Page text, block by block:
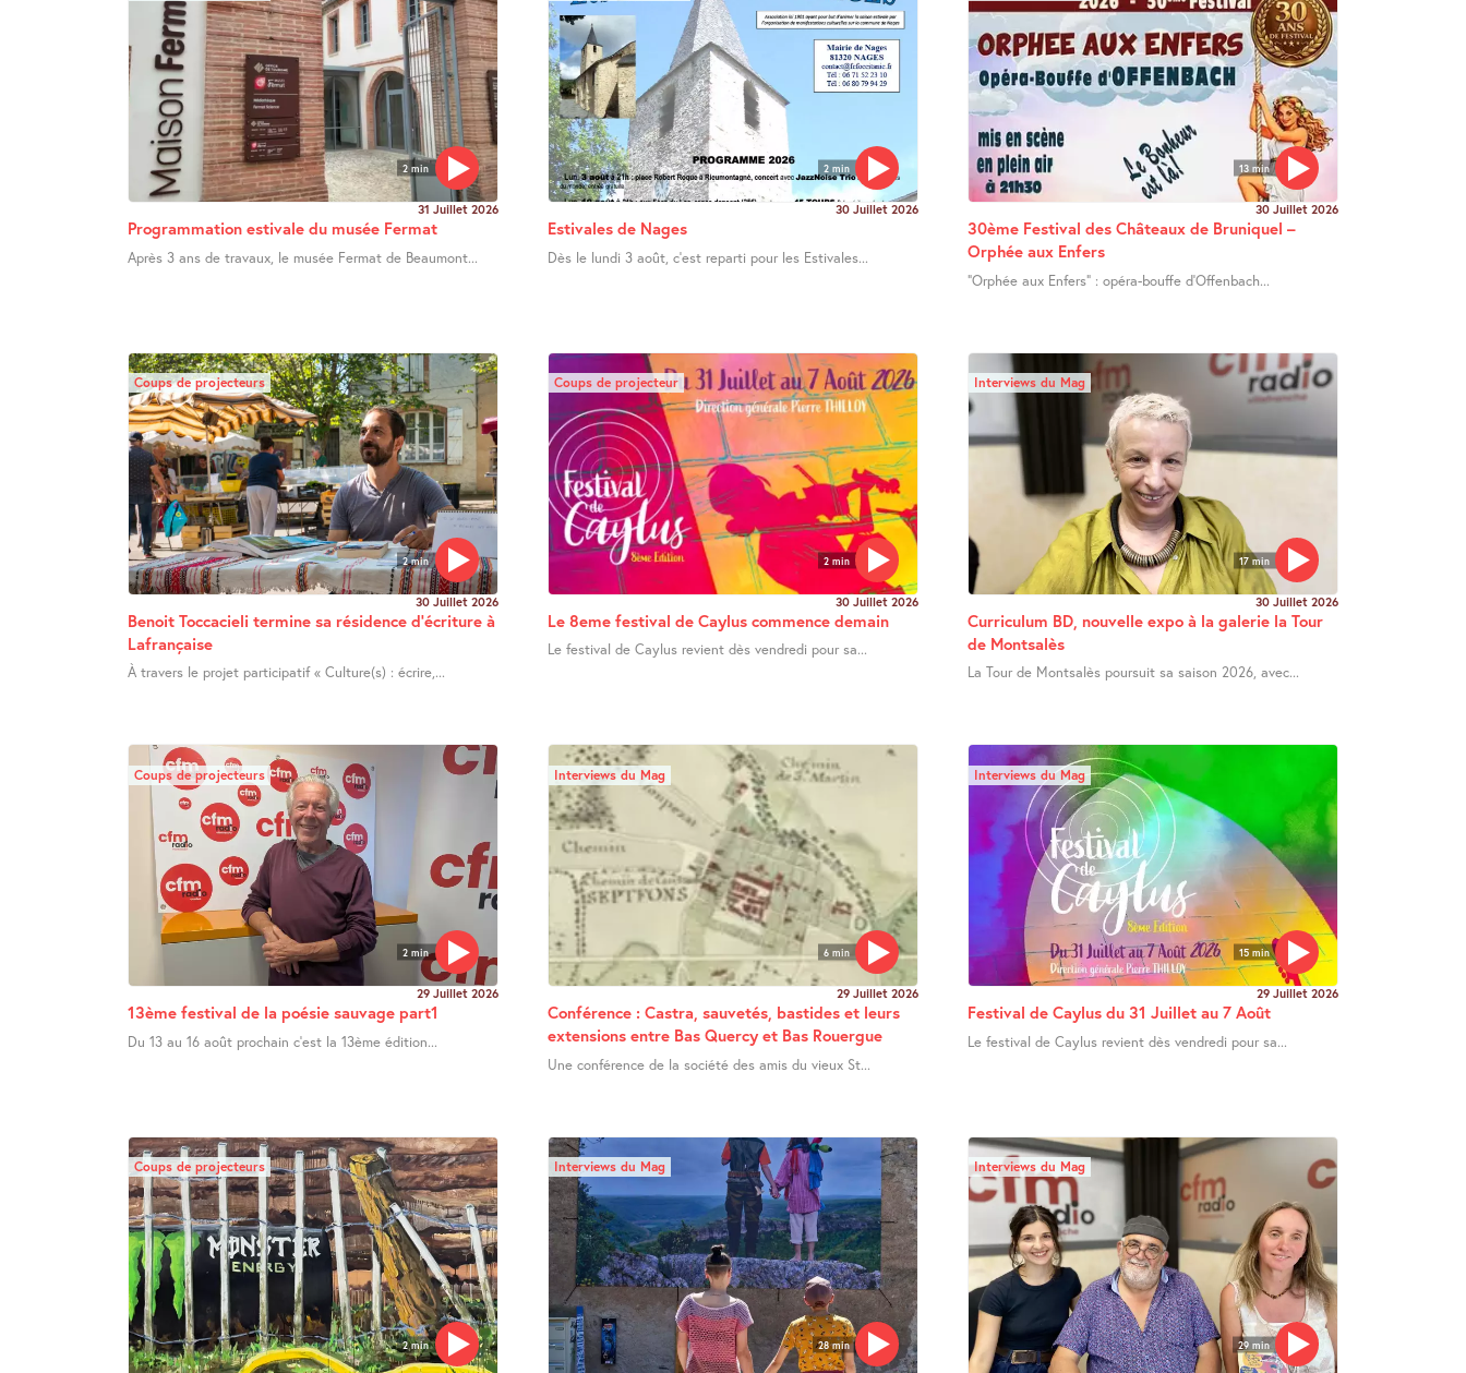
2 min
31 Juillet 2026
Programmation estivale du musée Fermat
Après 3 ans de travaux, le musée Fermat de Beaumont...
2 min
30 Juillet 2026
Estivales de Nages
Dès le lundi 3 août, c’est reparti pour les Estivales...
13 min
30 Juillet 2026
30ème Festival des Châteaux de Bruniquel –
Orphée aux Enfers
"Orphée aux Enfers" : opéra-bouffe d’Offenbach...
2 min
Coups de projecteurs
30 Juillet 2026
Benoit Toccacieli termine sa résidence d’écriture à
Lafrançaise
À travers le projet participatif « Culture(s) : écrire,...
2 min
Coups de projecteur
30 Juillet 2026
Le 8eme festival de Caylus commence demain
Le festival de Caylus revient dès vendredi pour sa...
17 min
Interviews du Mag
30 Juillet 2026
Curriculum BD, nouvelle expo à la galerie la Tour
de Montsalès
La Tour de Montsalès poursuit sa saison 2026, avec...
2 min
Coups de projecteurs
29 Juillet 2026
13ème festival de la poésie sauvage part1
Du 13 au 16 août prochain c’est la 13ème édition...
6 min
Interviews du Mag
29 Juillet 2026
Conférence : Castra, sauvetés, bastides et leurs
extensions entre Bas Quercy et Bas Rouergue
Une conférence de la société des amis du vieux St...
15 min
Interviews du Mag
29 Juillet 2026
Festival de Caylus du 31 Juillet au 7 Août
Le festival de Caylus revient dès vendredi pour sa...
2 min
Coups de projecteurs
28 min
Interviews du Mag
29 min
Interviews du Mag